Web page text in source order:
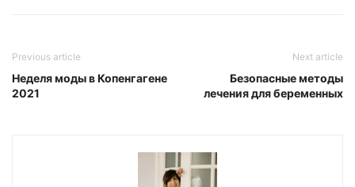
Previous article
Неделя моды в Копенгагене
2021
Next article
Безопасные методы
лечения для беременных